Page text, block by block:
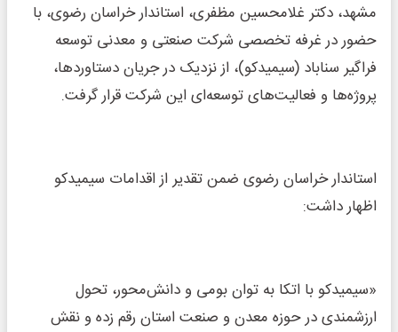
مشهد، دکتر غلامحسین مظفری، استاندار خراسان رضوی، با
حضور در غرفه تخصصی شرکت صنعتی و معدنی توسعه
فراگیر سناباد (سیمیدکو)، از نزدیک در جریان دستاوردها،
پروژه‌ها و فعالیت‌های توسعه‌ای این شرکت قرار گرفت.
استاندار خراسان رضوی ضمن تقدیر از اقدامات سیمیدکو
اظهار داشت:
«سیمیدکو با اتکا به توان بومی و دانش‌محور، تحول
ارزشمندی در حوزه معدن و صنعت استان رقم زده و نقش